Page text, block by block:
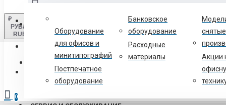
₽
РУБЛЬ
RUB
Нашли товар дешевле? Сообщите нам и мы снизим для вас
Текстильщики-схема проезда2-й Грайвороновский проезд,
Оборудование
для офисов и
минитипографий
Постпечатное
оборудование
Банковское
оборудование
Расходные
материалы
Акции
Регистрация
8 (800) 700-06-12
0